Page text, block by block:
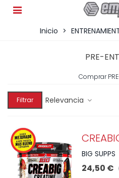
Inicio >
PRE-
Comprar
Filtrar Relevancia
BIG SUPPS
24,50 €